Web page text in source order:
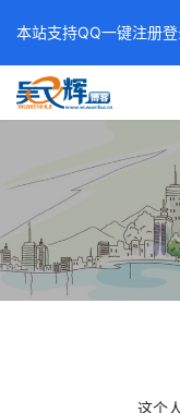
这个
本站支持QQ一键注册